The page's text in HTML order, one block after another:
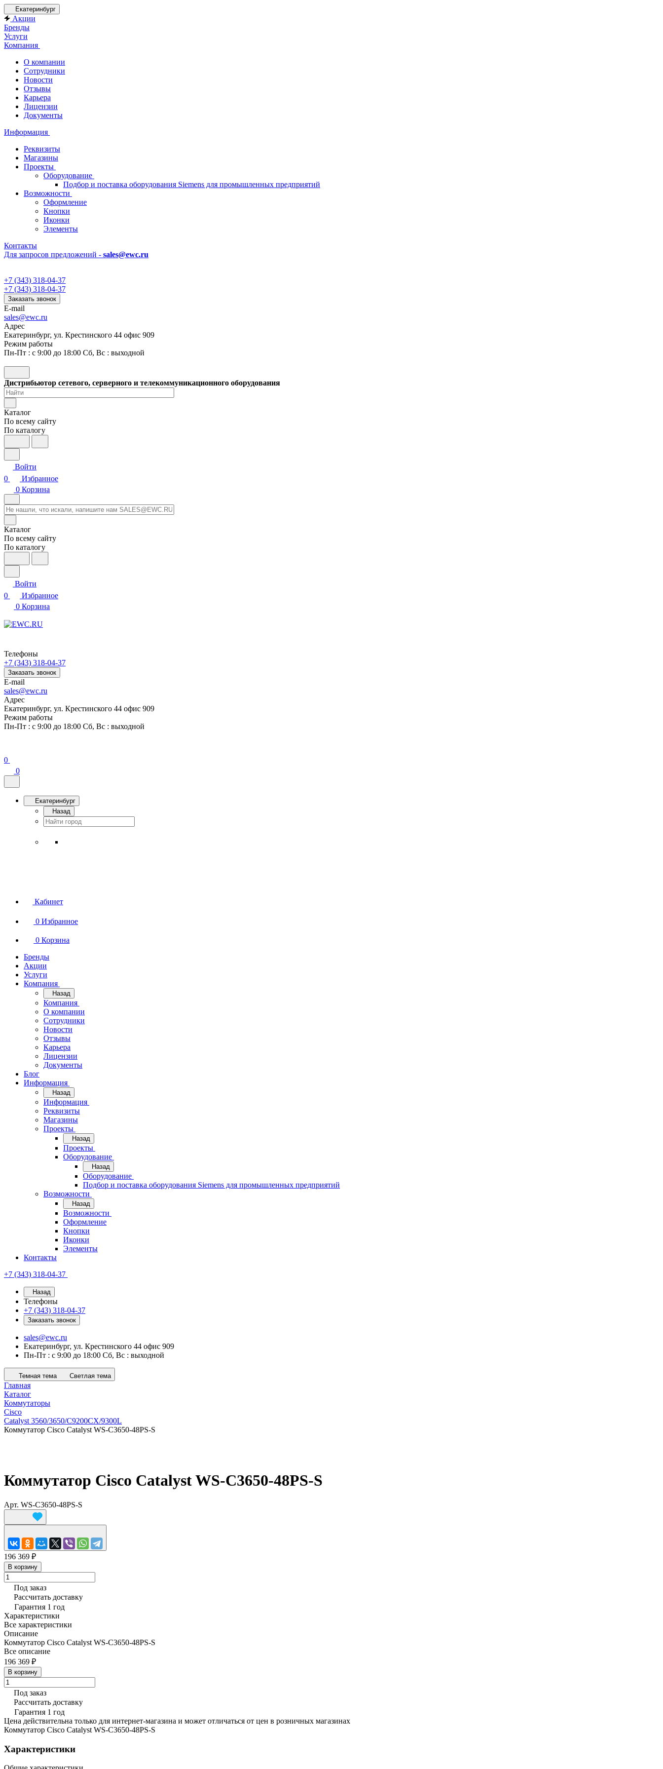
Екатеринбург
Акции
Бренды
Услуги
Компания
О компании
Сотрудники
Новости
Отзывы
Карьера
Лицензии
Документы
Информация
Реквизиты
Магазины
Проекты
Оборудование
Подбор и поставка оборудования Siemens для промышленных предприятий
Возможности
Оформление
Кнопки
Иконки
Элементы
Контакты
Для запросов предложений - sales@ewc.ru
+7 (343) 318-04-37
+7 (343) 318-04-37
Заказать звонок
E-mail
sales@ewc.ru
Адрес
Екатеринбург, ул. Крестинского 44 офис 909
Режим работы
Пн-Пт : с 9:00 до 18:00 Сб, Вс : выходной
Дистрибьютор сетевого, серверного и телекоммуникационного оборудования
Каталог
По всему сайту
По каталогу
Войти
0
Избранное
0 Корзина
Каталог
По всему сайту
По каталогу
Войти
0
Избранное
0 Корзина
Телефоны
+7 (343) 318-04-37
Заказать звонок
E-mail
sales@ewc.ru
Адрес
Екатеринбург, ул. Крестинского 44 офис 909
Режим работы
Пн-Пт : с 9:00 до 18:00 Сб, Вс : выходной
0
0
Екатеринбург
Назад
Кабинет
0 Избранное
0 Корзина
Бренды
Акции
Услуги
Компания
Назад
Компания
О компании
Сотрудники
Новости
Отзывы
Карьера
Лицензии
Документы
Блог
Информация
Назад
Информация
Реквизиты
Магазины
Проекты
Назад
Проекты
Оборудование
Назад
Оборудование
Подбор и поставка оборудования Siemens для промышленных предприятий
Возможности
Назад
Возможности
Оформление
Кнопки
Иконки
Элементы
Контакты
+7 (343) 318-04-37
Назад
Телефоны
+7 (343) 318-04-37
Заказать звонок
sales@ewc.ru
Екатеринбург, ул. Крестинского 44 офис 909
Пн-Пт : с 9:00 до 18:00 Сб, Вс : выходной
Темная тема Светлая тема
Главная
Каталог
Коммутаторы
Cisco
Catalyst 3560/3650/C9200CX/9300L
Коммутатор Cisco Catalyst WS-C3650-48PS-S
Коммутатор Cisco Catalyst WS-C3650-48PS-S
Арт. WS-C3650-48PS-S
196 369 ₽
В корзину
Под заказ
Рассчитать доставку
Гарантия 1 год
Характеристики
Все характеристики
Описание
Коммутатор Cisco Catalyst WS-C3650-48PS-S
Все описание
196 369 ₽
В корзину
Под заказ
Рассчитать доставку
Гарантия 1 год
Цена действительна только для интернет-магазина и может отличаться от цен в розничных магазинах
Коммутатор Cisco Catalyst WS-C3650-48PS-S
Характеристики